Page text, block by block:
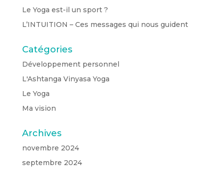
Le Yoga est-il un sport ?
L’INTUITION – Ces messages qui nous guident
Catégories
Développement personnel
L'Ashtanga Vinyasa Yoga
Le Yoga
Ma vision
Archives
novembre 2024
septembre 2024